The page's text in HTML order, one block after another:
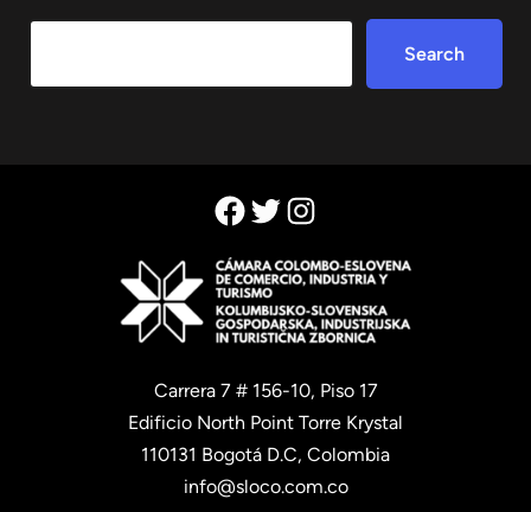
Search
Facebook
TwitterInstagram
Carrera 7 # 156-10, Piso 17
Edificio North Point Torre Krystal
110131 Bogotá D.C, Colombia
info@sloco.com.co